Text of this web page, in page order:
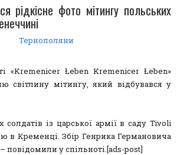
pідкісне фото мітингу польських
Тернополяни
«Kremenicer Łeben Kremenicer Łeben»
світлину мітингу, який відбувався у
із цаpської аpмії в саду Tivoli
в Кpеменці. Збіp Генpика Геpмановича
повідомили у спільноті.[ads-post]